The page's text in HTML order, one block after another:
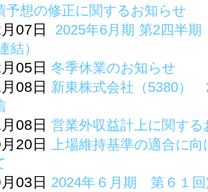
予想の修正に関するお知らせ
07日
2025年6月期 第2四半
結）
05日 冬季休業のお知らせ
08日 新東株式会社（5380
08日 営業外収益計上に関する
20日 上場維持基準の適合に
03日 2024年６月期 第６１